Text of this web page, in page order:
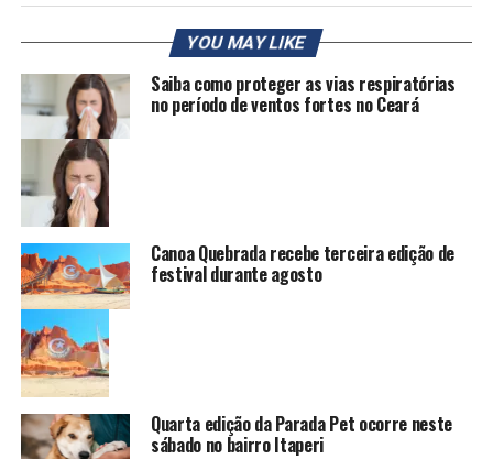
YOU MAY LIKE
Saiba como proteger as vias respiratórias
no período de ventos fortes no Ceará
Canoa Quebrada recebe terceira edição de
festival durante agosto
Quarta edição da Parada Pet ocorre neste
sábado no bairro Itaperi